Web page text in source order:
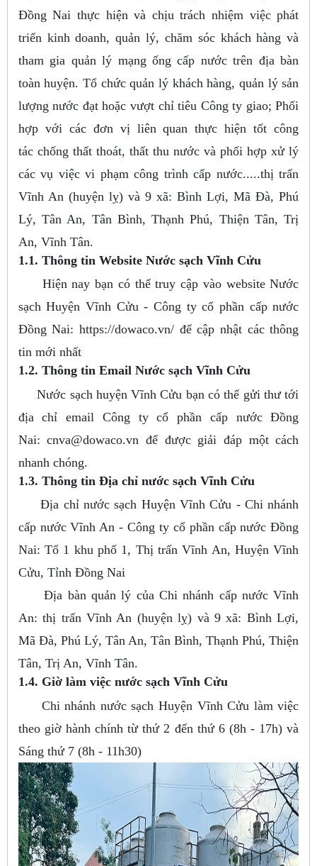
Đồng Nai thực hiện và chịu trách nhiệm việc phát
triển kinh doanh, quản lý, chăm sóc khách hàng và
tham gia quản lý mạng ống cấp nước trên địa bàn
toàn huyện. Tổ chức quản lý khách hàng, quản lý sản
lượng nước đạt hoặc vượt chỉ tiêu Công ty giao; Phối
hợp với các đơn vị liên quan thực hiện tốt công
tác chống thất thoát, thất thu nước và phối hợp xử lý
các vụ việc vi phạm công trình cấp nước.....thị trấn
Vĩnh An (huyện lỵ) và 9 xã: Bình Lợi, Mã Đà, Phú
Lý, Tân An, Tân Bình, Thạnh Phú, Thiện Tân, Trị
An, Vĩnh Tân.
1.1. Thông tin Website Nước sạch Vĩnh Cửu
Hiện nay bạn có thể truy cập vào website Nước
sạch Huyện Vĩnh Cửu - Công ty cổ phần cấp nước
Đồng Nai: https://dowaco.vn/ để cập nhật các thông
tin mới nhất
1.2. Thông tin Email Nước sạch Vĩnh Cửu
Nước sạch huyện Vĩnh Cửu bạn có thể gửi thư tới
địa chỉ email Công ty cổ phần cấp nước Đồng
Nai:cnva@dowaco.vn để được giải đáp một cách
nhanh chóng.
1.3. Thông tin Địa chỉ nước sạch Vĩnh Cửu
Địa chỉ nước sạch Huyện Vĩnh Cửu - Chi nhánh
cấp nước Vĩnh An - Công ty cổ phần cấp nước Đồng
Nai: Tổ 1 khu phố 1, Thị trấn Vĩnh An, Huyện Vĩnh
Cửu, Tỉnh Đồng Nai
Địa bàn quản lý của Chi nhánh cấp nước Vĩnh
An: thị trấn Vĩnh An (huyện lỵ) và 9 xã: Bình Lợi,
Mã Đà, Phú Lý, Tân An, Tân Bình, Thạnh Phú, Thiện
Tân, Trị An, Vĩnh Tân.
1.4. Giờ làm việc nước sạch Vĩnh Cửu
Chi nhánh nước sạch Huyện Vĩnh Cửu làm việc
theo giờ hành chính từ thứ 2 đến thứ 6 (8h - 17h) và
Sáng thứ 7 (8h - 11h30)